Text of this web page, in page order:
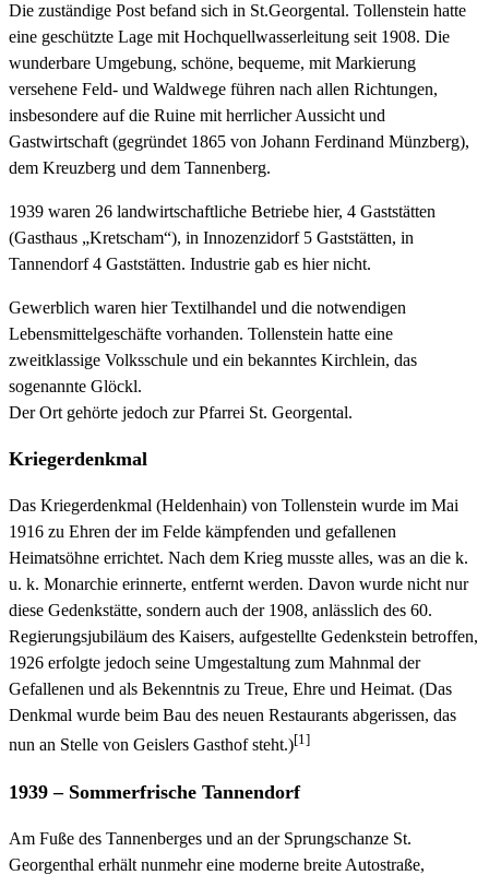
Die zuständige Post befand sich in St.Georgental. Tollenstein hatte
eine geschützte Lage mit Hochquellwasserleitung seit 1908. Die
wunderbare Umgebung, schöne, bequeme, mit Markierung
versehene Feld- und Waldwege führen nach allen Richtungen,
insbesondere auf die Ruine mit herrlicher Aussicht und
Gastwirtschaft (gegründet 1865 von Johann Ferdinand Münzberg),
dem Kreuzberg und dem Tannenberg.
1939 waren 26 landwirtschaftliche Betriebe hier, 4 Gaststätten
(Gasthaus „Kretscham“), in Innozenzidorf 5 Gaststätten, in
Tannendorf 4 Gaststätten. Industrie gab es hier nicht.
Gewerblich waren hier Textilhandel und die notwendigen
Lebensmittelgeschäfte vorhanden. Tollenstein hatte eine
zweitklassige Volksschule und ein bekanntes Kirchlein, das
sogenannte Glöckl.
Der Ort gehörte jedoch zur Pfarrei St. Georgental.
Kriegerdenkmal
Das Kriegerdenkmal (Heldenhain) von Tollenstein wurde im Mai
1916 zu Ehren der im Felde kämpfenden und gefallenen
Heimatsöhne errichtet. Nach dem Krieg musste alles, was an die k.
u. k. Monarchie erinnerte, entfernt werden. Davon wurde nicht nur
diese Gedenkstätte, sondern auch der 1908, anlässlich des 60.
Regierungsjubiläum des Kaisers, aufgestellte Gedenkstein betroffen,
1926 erfolgte jedoch seine Umgestaltung zum Mahnmal der
Gefallenen und als Bekenntnis zu Treue, Ehre und Heimat. (Das
Denkmal wurde beim Bau des neuen Restaurants abgerissen, das
nun an Stelle von Geislers Gasthof steht.)[1]
1939 – Sommerfrische Tannendorf
Am Fuße des Tannenberges und an der Sprungschanze St.
Georgenthal erhält nunmehr eine moderne breite Autostraße,